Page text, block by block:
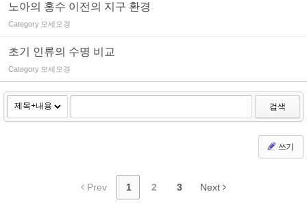
노아의 홍수 이전의 지구 환경
Category 모세오경
초기 인류의 수명 비교
Category 모세오경
검색
쓰기
Prev 1 2 3 Next